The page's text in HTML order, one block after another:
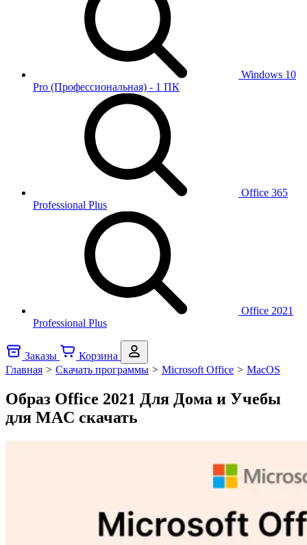
Windows 10
Pro (Профессиональная) - 1 ПК
Office 365
Professional Plus
Office 2021
Professional Plus
Заказы
Корзина
Главная > Скачать программы > Microsoft Office > MacOS
Образ Office 2021 Для Дома и Учебы
для MAC скачать